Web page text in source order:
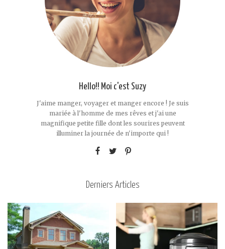
Hello!! Moi c'est Suzy
J'aime manger, voyager et manger encore ! Je suis
mariée à l'homme de mes rêves et j'ai une
magnifique petite fille dont les sourires peuvent
illuminer la journée de n'importe qui !
Derniers Articles